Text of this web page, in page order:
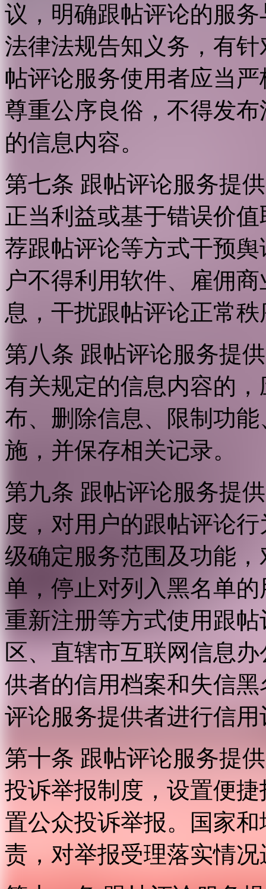
议，明确跟帖评论的服
法律法规告知义务，有
帖评论服务使用者应当
尊重公序良俗，不得发
的信息内容。
第七条 跟帖评论服务提
正当利益或基于错误价
荐跟帖评论等方式干预
户不得利用软件、雇佣
息，干扰跟帖评论正常
第八条 跟帖评论服务提
有关规定的信息内容的
布、删除信息、限制功
施，并保存相关记录。
第九条 跟帖评论服务提
度，对用户的跟帖评论
级确定服务范围及功能
单，停止对列入黑名单
重新注册等方式使用跟
区、直辖市互联网信息
供者的信用档案和失信
评论服务提供者进行信用
第十条 跟帖评论服务提
投诉举报制度，设置便
置公众投诉举报。国家
责，对举报受理落实情